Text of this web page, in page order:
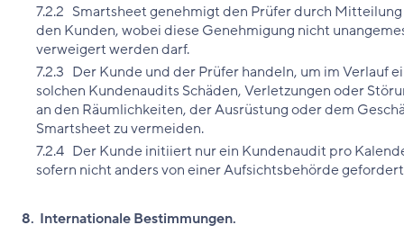
7.2.2 Smartsheet genehmigt den Prüfer durch Mitteilung
den Kunden, wobei diese Genehmigung nicht
verweigert werden darf.
7.2.3 Der Kunde und der Prüfer handeln, um im Verlauf
solchen Kundenaudits Schäden, Verletzungen oder
an den Räumlichkeiten, der Ausrüstung oder dem
Smartsheet zu vermeiden.
7.2.4 Der Kunde initiiert nur ein Kundenaudit pro
sofern nicht anders von einer Aufsichtsbehörde
8. Internationale Bestimmungen.